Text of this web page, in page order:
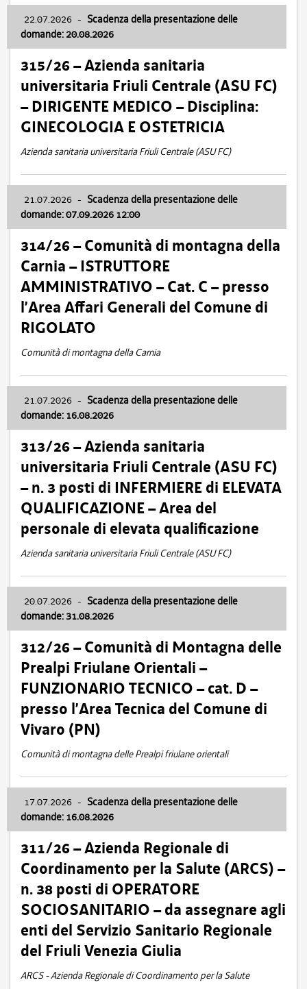
22.07.2026 - Scadenza della presentazione delle
domande: 20.08.2026
315/26 – Azienda sanitaria
universitaria Friuli Centrale (ASU FC)
– DIRIGENTE MEDICO – Disciplina:
GINECOLOGIA E OSTETRICIA
Azienda sanitaria universitaria Friuli Centrale (ASU FC)
21.07.2026 - Scadenza della presentazione delle
domande: 07.09.2026 12:00
314/26 – Comunità di montagna della
Carnia – ISTRUTTORE
AMMINISTRATIVO – Cat. C – presso
l’Area Affari Generali del Comune di
RIGOLATO
Comunità di montagna della Carnia
21.07.2026 - Scadenza della presentazione delle
domande: 16.08.2026
313/26 – Azienda sanitaria
universitaria Friuli Centrale (ASU FC)
– n. 3 posti di INFERMIERE di ELEVATA
QUALIFICAZIONE – Area del
personale di elevata qualificazione
Azienda sanitaria universitaria Friuli Centrale (ASU FC)
20.07.2026 - Scadenza della presentazione delle
domande: 31.08.2026
312/26 – Comunità di Montagna delle
Prealpi Friulane Orientali –
FUNZIONARIO TECNICO – cat. D –
presso l’Area Tecnica del Comune di
Vivaro (PN)
Comunità di montagna delle Prealpi friulane orientali
17.07.2026 - Scadenza della presentazione delle
domande: 16.08.2026
311/26 – Azienda Regionale di
Coordinamento per la Salute (ARCS) –
n. 38 posti di OPERATORE
SOCIOSANITARIO – da assegnare agli
enti del Servizio Sanitario Regionale
del Friuli Venezia Giulia
ARCS - Azienda Regionale di Coordinamento per la Salute